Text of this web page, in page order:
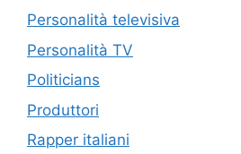
Personalità televisiva
Personalità TV
Politicians
Produttori
Rapper italiani